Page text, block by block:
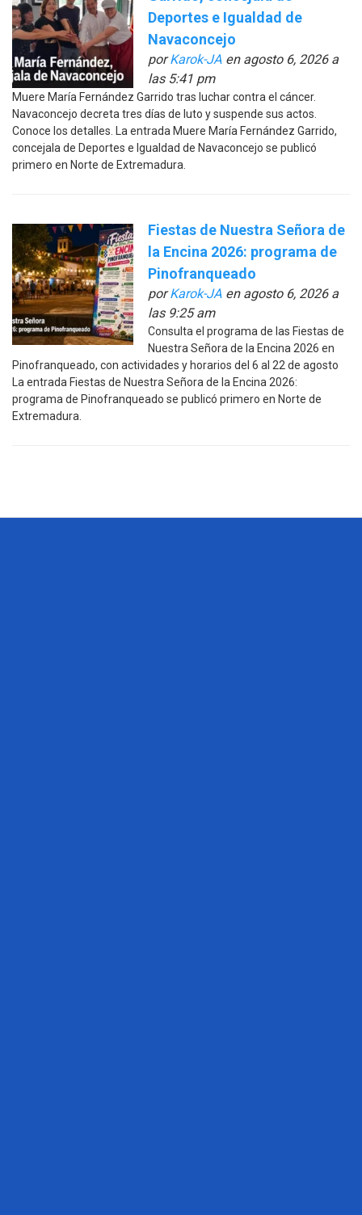
Deportes e Igualdad de
Navaconcejo
porKarok-JA en agosto 6, 2026 a
las 5:41 pm
Muere María Fernández Garrido tras luchar contra el cáncer.
Navaconcejo decreta tres días de luto y suspende sus actos.
Conoce los detalles. La entrada Muere María Fernández Garrido,
concejala de Deportes e Igualdad de Navaconcejo se publicó
primero en Norte de Extremadura.
Fiestas de Nuestra Señora de
la Encina 2026: programa de
Pinofranqueado
porKarok-JA en agosto 6, 2026 a
las 9:25 am
Consulta el programa de las Fiestas de
Nuestra Señora de la Encina 2026 en
Pinofranqueado, con actividades y horarios del 6 al 22 de agosto
La entrada Fiestas de Nuestra Señora de la Encina 2026:
programa de Pinofranqueado se publicó primero en Norte de
Extremadura.